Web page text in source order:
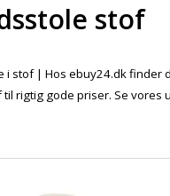
stof
i stof | Hos ebuy24.dk finder
til rigtig gode priser. Se vores